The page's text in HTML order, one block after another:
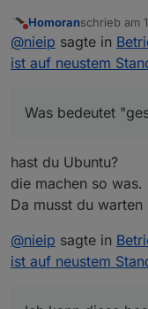
mit den hier
verfügbare
Aber jedes
nicht
Hat jemand
Nicht stören
Homoranschrieb am
zuletzt
@nieip sagte in
ist auf neustem
Was bedeutet
hast du Ubuntu?
die machen so was.
Da musst du
@nieip sagte in
ist auf neustem